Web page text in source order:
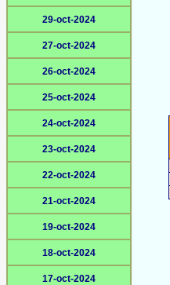
29-oct-2024
27-oct-2024
26-oct-2024
25-oct-2024
24-oct-2024
23-oct-2024
22-oct-2024
21-oct-2024
19-oct-2024
18-oct-2024
17-oct-2024